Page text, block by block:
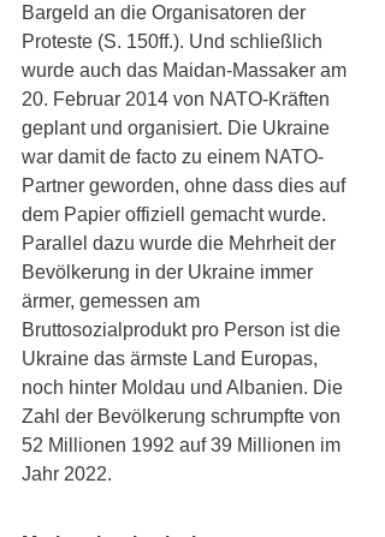
Bargeld an die Organisatoren der
Proteste (S. 150ff.). Und schließlich
wurde auch das Maidan-Massaker am
20. Februar 2014 von NATO-Kräften
geplant und organisiert. Die Ukraine
war damit de facto zu einem NATO-
Partner geworden, ohne dass dies auf
dem Papier offiziell gemacht wurde.
Parallel dazu wurde die Mehrheit der
Bevölkerung in der Ukraine immer
ärmer, gemessen am
Bruttosozialprodukt pro Person ist die
Ukraine das ärmste Land Europas,
noch hinter Moldau und Albanien. Die
Zahl der Bevölkerung schrumpfte von
52 Millionen 1992 auf 39 Millionen im
Jahr 2022.